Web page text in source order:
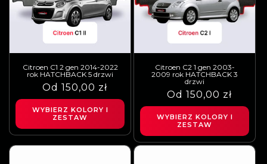
Citroen C1 2 gen 2014-2022
rok HATCHBACK 5 drzwi
Cena
regularna
Cena
sprzedaży
Od 150,00 zł
WYBIERZ KOLORY I
ZESTAW
Citroen C2 1 gen 2003-
2009 rok HATCHBACK 3
drzwi
Cena
regularna
Cena
sprzedaży
Od 150,00 zł
WYBIERZ KOLORY I
ZESTAW